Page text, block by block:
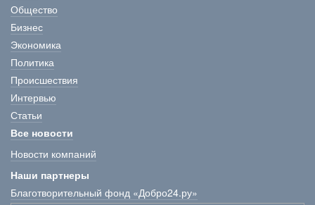
Общество
Бизнес
Экономика
Политика
Происшествия
Интервью
Статьи
Все новости
Новости компаний
Наши партнеры
Благотворительный фонд «Добро24.ру»